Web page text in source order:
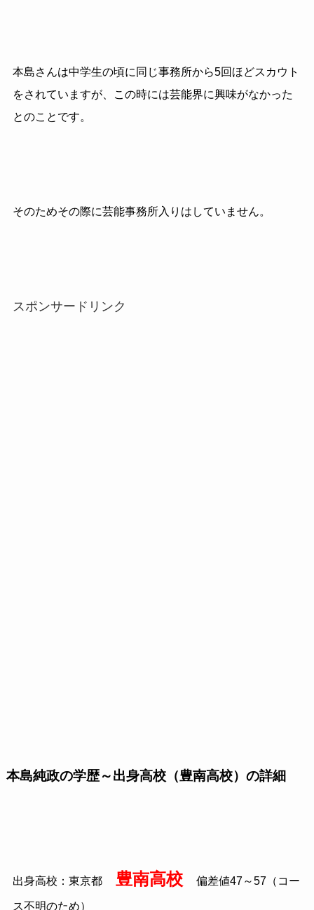
本島さんは中学生の頃に同じ事務所から5回ほどスカウト
をされていますが、この時には芸能界に興味がなかった
とのことです。
そのためその際に芸能事務所入りはしていません。
スポンサードリンク
本島純政の学歴～出身高校（豊南高校）の詳細
出身高校：東京都 豊南高校 偏差値47～57（コー
ス不明のため）